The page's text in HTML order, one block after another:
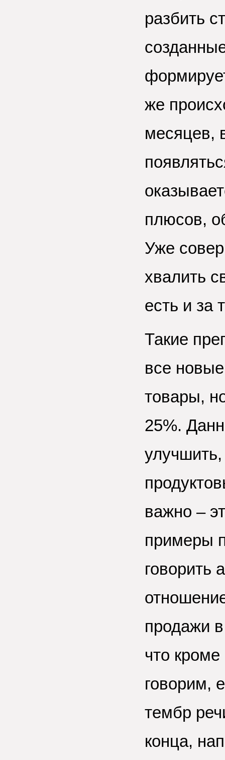
разбить
же
месяцев,
плюсов,
Уже
хвалить
есть и за
Такие
все
товары,
25%.
важно –
примеры
говорить
продажи
что
говорим,
тембр
конца,